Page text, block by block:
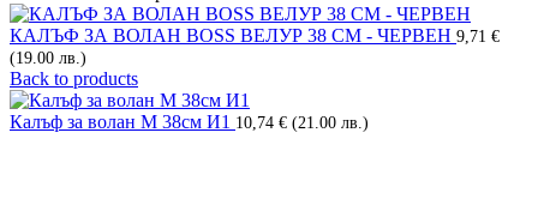
КАЛЪФ ЗА ВОЛАН BOSS ВЕЛУР 38 СМ - ЧЕРВЕН 9,71 €
(19.00 лв.)
Back to products
Калъф за волан М 38см И1 10,74 € (21.00 лв.)